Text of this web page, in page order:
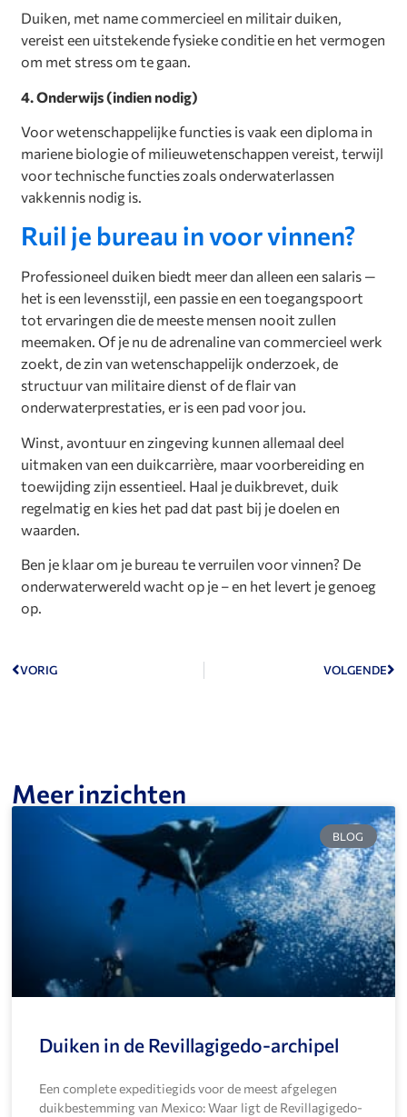
Duiken, met name commercieel en militair duiken,
vereist een uitstekende fysieke conditie en het vermogen
om met stress om te gaan.
4. Onderwijs (indien nodig)
Voor wetenschappelijke functies is vaak een diploma in
mariene biologie of milieuwetenschappen vereist, terwijl
voor technische functies zoals onderwaterlassen
vakkennis nodig is.
Ruil je bureau in voor vinnen?
Professioneel duiken biedt meer dan alleen een salaris —
het is een levensstijl, een passie en een toegangspoort
tot ervaringen die de meeste mensen nooit zullen
meemaken. Of je nu de adrenaline van commercieel werk
zoekt, de zin van wetenschappelijk onderzoek, de
structuur van militaire dienst of de flair van
onderwaterprestaties, er is een pad voor jou.
Winst, avontuur en zingeving kunnen allemaal deel
uitmaken van een duikcarrière, maar voorbereiding en
toewijding zijn essentieel. Haal je duikbrevet, duik
regelmatig en kies het pad dat past bij je doelen en
waarden.
Ben je klaar om je bureau te verruilen voor vinnen? De
onderwaterwereld wacht op je – en het levert je genoeg
op.
VORIG VOLGENDE
Meer inzichten
BLOG
Duiken in de Revillagigedo-archipel
Een complete expeditiegids voor de meest afgelegen
duikbestemming van Mexico: Waar ligt de Revillagigedo-